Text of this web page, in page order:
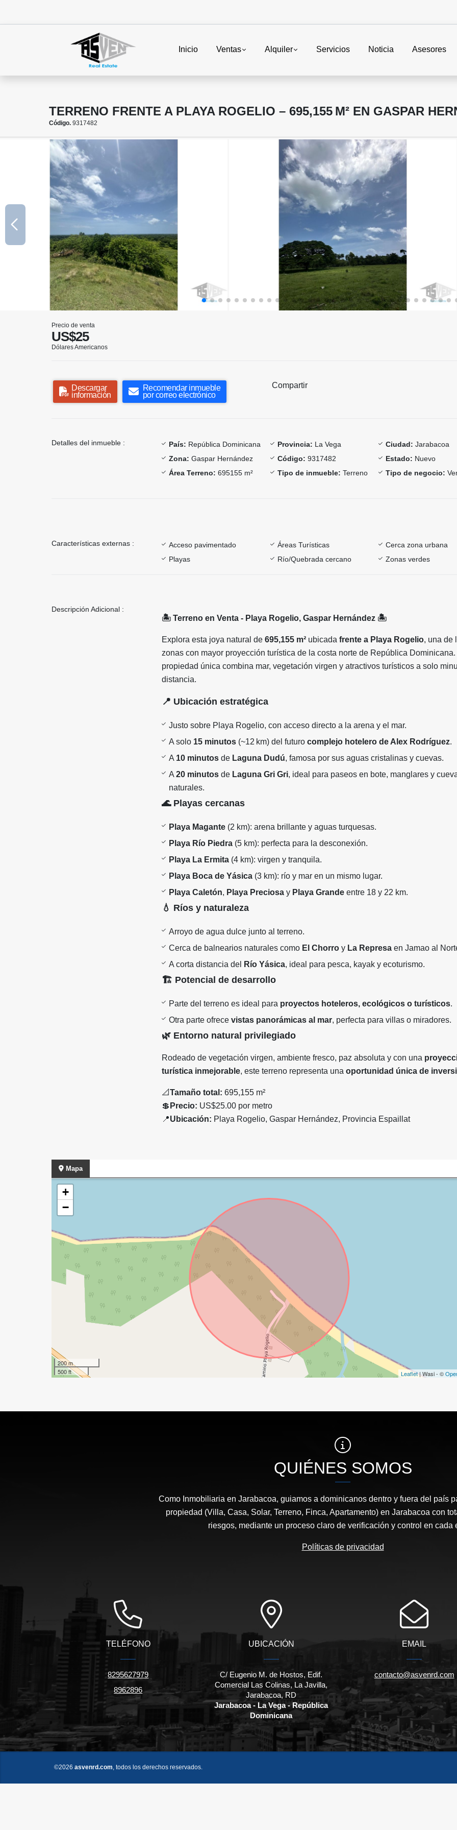
Inicio Ventas Alquiler Servicios Noticia Asesores
TERRENO FRENTE A PLAYA ROGELIO – 695,155 M² EN GASPAR
Código. 9317482
Precio de venta
US$25
Dólares Americanos
Descargar
información
Recomendar inmueble
por correo electrónico
Compartir
Detalles del inmueble : País: República Dominicana Provincia: La Vega Ciudad: Jarabacoa
Zona: Gaspar Hernández Código: 9317482 Estado: Nuevo
Área Terreno: 695155 m² Tipo de inmueble: Terreno Tipo de negocio:
Características externas : Acceso pavimentado Áreas Turísticas
Cerca zona urbana
Playas
Río/Quebrada cercano Zonas verdes
Descripción Adicional :
🏝 Terreno en Venta - Playa Rogelio, Gaspar Hernández 🏝
Explora esta joya natural de 695,155 m² ubicada frente a Playa Rogelio, una de
zonas con mayor proyección turística de la costa norte de República Dominicana.
propiedad única combina mar, vegetación virgen y atractivos turísticos a solo
distancia.
📍 Ubicación estratégica
Justo sobre Playa Rogelio, con acceso directo a la arena y el mar.
A solo 15 minutos (~12 km) del futuro complejo hotelero de Alex Rodríguez.
A 10 minutos de Laguna Dudú, famosa por sus aguas cristalinas y cuevas.
A 20 minutos de Laguna Gri Gri, ideal para paseos en bote, manglares y
naturales.
🌊Playas cercanas
Playa Magante (2 km): arena brillante y aguas turquesas.
Playa Río Piedra (5 km): perfecta para la desconexión.
Playa La Ermita (4 km): virgen y tranquila.
Playa Boca de Yásica (3 km): río y mar en un mismo lugar.
Playa Caletón, Playa Preciosa y Playa Grande entre 18 y 22 km.
💧 Ríos y naturaleza
Arroyo de agua dulce junto al terreno.
Cerca de balnearios naturales como El Chorro y La Represa en Jamao al
A corta distancia del
Río Yásica, ideal para pesca, kayak y ecoturismo.
🏗 Potencial de desarrollo
Parte del terreno es ideal para proyectos hoteleros, ecológicos o turísticos.
Otra parte ofrece vistas panorámicas al mar, perfecta para villas o miradores.
🌿 Entorno natural privilegiado
Rodeado de vegetación virgen, ambiente fresco, paz absoluta y con una
turística inmejorable, este terreno representa una oportunidad única de
📐Tamaño total: 695,155 m²
💲 Precio: US$25.00 por metro
📍Ubicación: Playa Rogelio, Gaspar Hernández, Provincia Espaillat
Mapa
+
−
200 m
500 ft
Leaflet| Wasi - ©
QUIÉNES SOMOS
Como Inmobiliaria en Jarabacoa, guiamos a dominicanos dentro y fuera del país
propiedad (Villa, Casa, Solar, Terreno, Finca, Apartamento) en Jarabacoa con
riesgos, mediante un proceso claro de verificación y control en cada
Políticas de privacidad
TELÉFONO
8295627979
8962896
UBICACIÓN
C/ Eugenio M. de Hostos, Edif.
Comercial Las Colinas, La Javilla,
Jarabacoa, RD
Jarabacoa - La Vega - República
Dominicana
EMAIL
contacto@asvenrd.com
©2026 asvenrd.com , todos los derechos reservados.